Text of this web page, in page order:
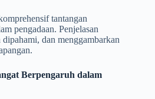
tantangan
pengadaan. Penjelasan
dan menggambarkan
Berpengaruh dalam